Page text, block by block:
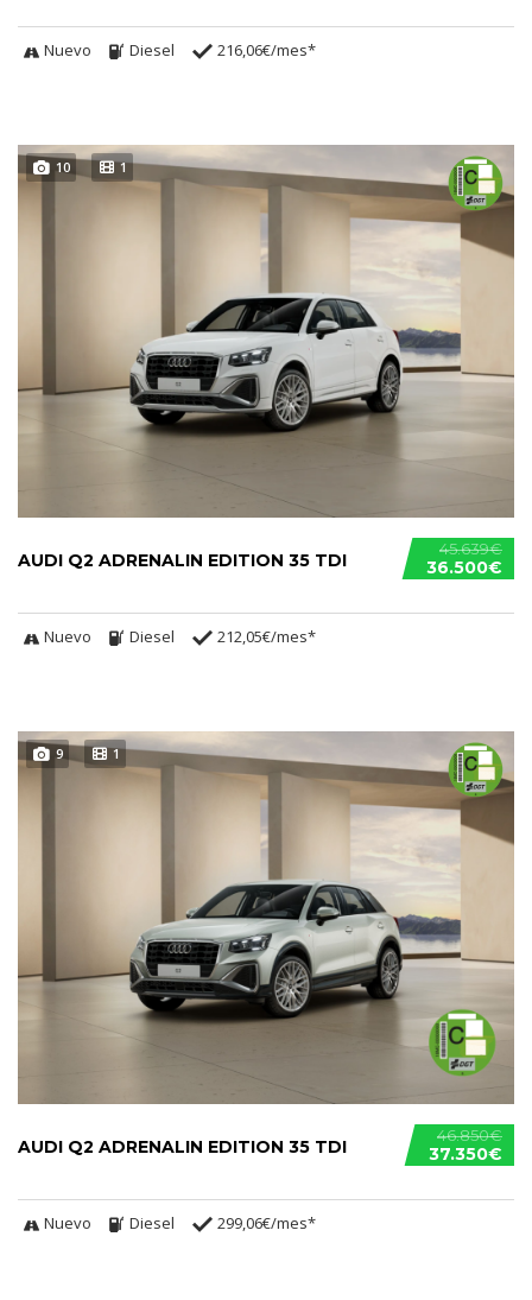
Nuevo Diesel 216,06€/mes*
10 1
45.639€
36.500€
AUDI Q2 ADRENALIN EDITION 35 TDI
Nuevo Diesel 212,05€/mes*
9 1
46.850€
37.350€
AUDI Q2 ADRENALIN EDITION 35 TDI
Nuevo Diesel 299,06€/mes*